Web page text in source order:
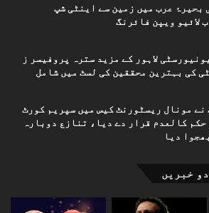
بحیرۂ عرب میں زمین سے اینٹی شپ
لائیو ویپن فائرنگ
لاہور کے مزید سترہ پروفیسر ز
کی بہترین محققین کی لسٹ میں شامل
نے مونال ریسٹورنٹ کیس میں سپریم کورٹ
حکم کالعدم قرار دے دیا، تنازع دوبارہ
دیا
خبریں